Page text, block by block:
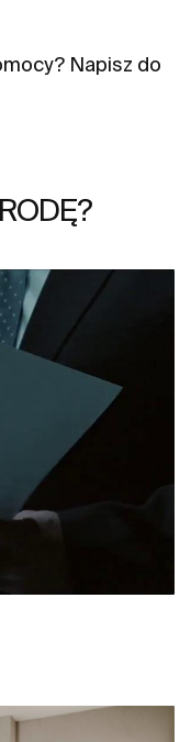
Napisz do